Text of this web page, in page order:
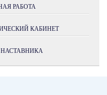
РАБОТА
КАБИНЕТ